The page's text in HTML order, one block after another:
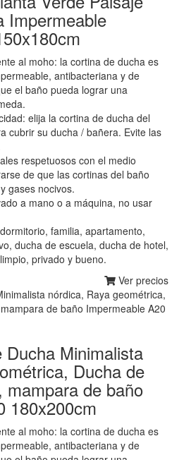
Impermeable
al moho: la cortina de ducha es
antibacteriana y de
el baño pueda lograr una
elija la cortina de ducha del
cubrir su ducha / bañera. Evite las
respetuosos con el medio
de que las cortinas del baño
gases nocivos.
a mano o a máquina, no usar
familia, apartamento,
ducha de escuela, ducha de hotel,
privado y bueno.
Ver precios
Minimalista
Ducha de
mampara de baño
180x200cm
al moho: la cortina de ducha es
antibacteriana y de